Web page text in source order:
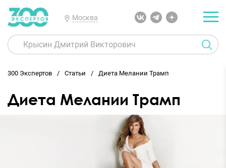
Москва
300 Экспертов Статьи Диета Мелании Трамп
Диета Мелании Трамп